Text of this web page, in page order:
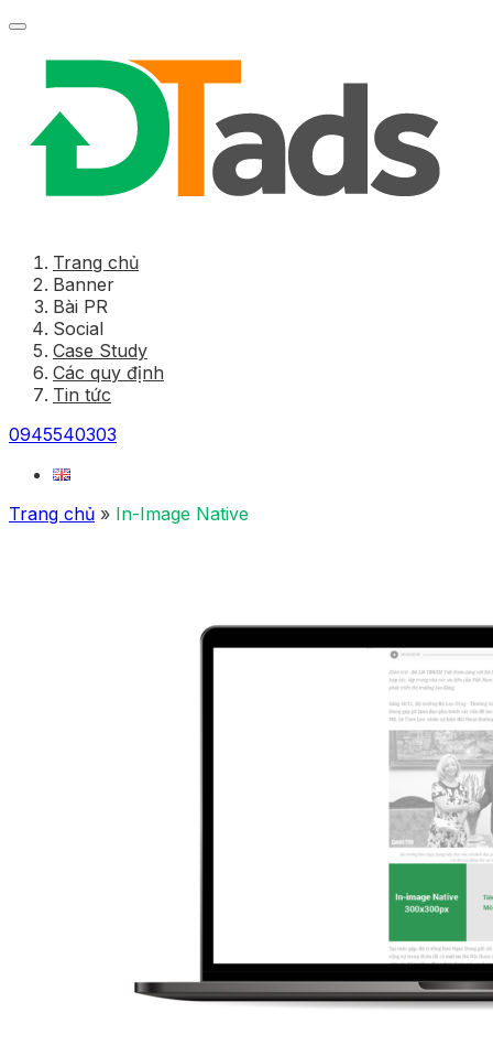
Trang chủ
Banner
Bài PR
Social
Case Study
Các quy định
Tin tức
0945540303
Trang chủ » In-Image Native